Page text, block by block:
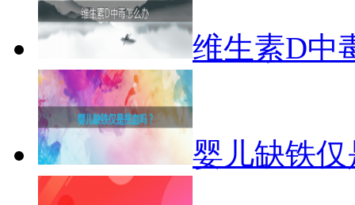
维生素D中
婴儿缺铁